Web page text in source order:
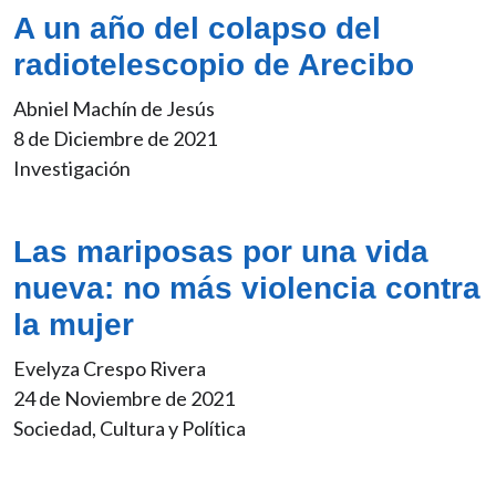
A un año del colapso del
radiotelescopio de Arecibo
Abniel Machín de Jesús
8 de Diciembre de 2021
Investigación
Las mariposas por una vida
nueva: no más violencia contra
la mujer
Evelyza Crespo Rivera
24 de Noviembre de 2021
Sociedad, Cultura y Política